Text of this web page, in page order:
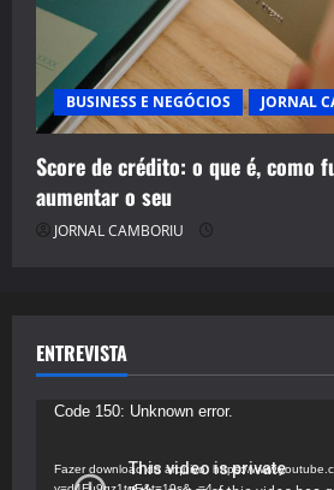
BUSINESS E NEGÓCIOS JORNAL
Score de crédito: o que é, como
aumentar o seu
JORNAL CAMBORIU
ENTREVISTA
Tocador
vídeo
Code 150: Unknown error.
Fazer download do arquivo: https://